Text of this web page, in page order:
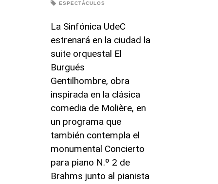
ESPECTÁCULOS
La Sinfónica UdeC
estrenará en la ciudad la
suite orquestal El
Burgués
Gentilhombre, obra
inspirada en la clásica
comedia de Molière, en
un programa que
también contempla el
monumental Concierto
para piano N.º 2 de
Brahms junto al pianista